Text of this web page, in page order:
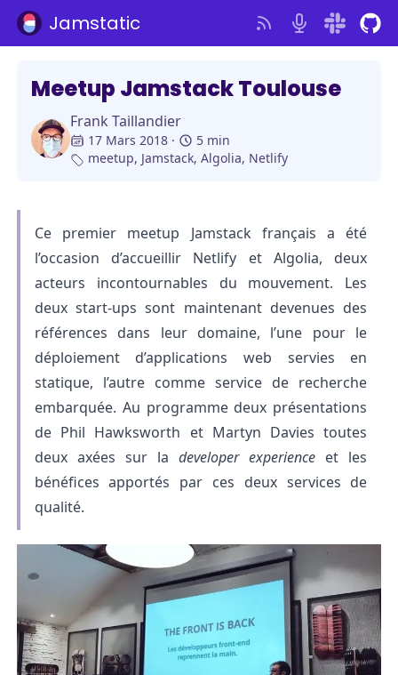
Jamstatic
Meetup Jamstack Toulouse
Frank Taillandier
17 Mars 2018
5 min
meetup, Jamstack, Algolia, Netlify
Ce premier meetup Jamstack français a été
l’occasion d’accueillir Netlify et Algolia, deux
acteurs incontournables du mouvement. Les
deux start-ups sont maintenant devenues des
références dans leur domaine, l’une pour le
déploiement d’applications web servies en
statique, l’autre comme service de recherche
embarquée. Au programme deux présentations
de Phil Hawksworth et Martyn Davies toutes
deux axées sur ladeveloper experience et les
bénéfices apportés par ces deux services de
qualité.